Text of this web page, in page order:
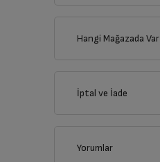
Hangi Mağazada Var
İptal ve İade
Yorumlar